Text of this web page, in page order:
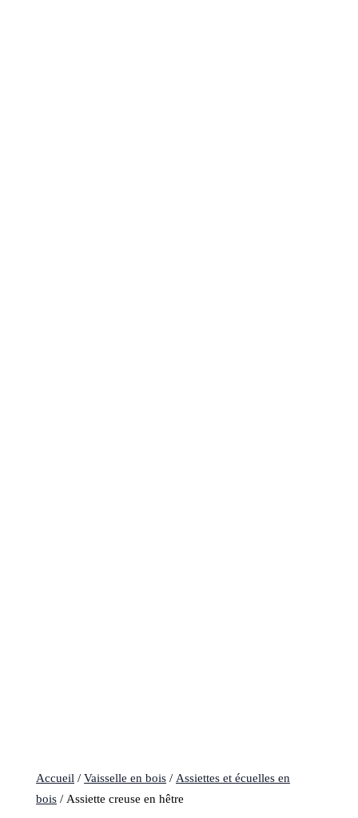
Accueil /Vaisselle en bois /Assiettes et écuelles en
bois / Assiette creuse en hêtre